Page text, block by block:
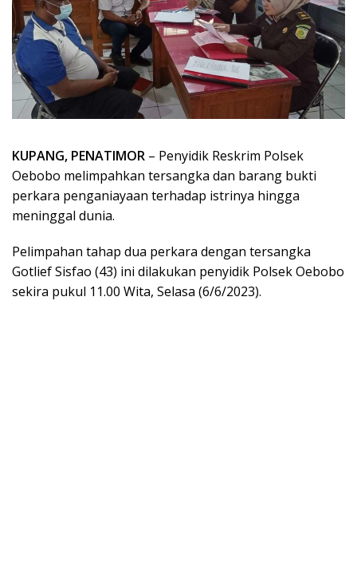
KUPANG, PENATIMOR – Penyidik Reskrim Polsek
Oebobo melimpahkan tersangka dan barang bukti
perkara penganiayaan terhadap istrinya hingga
meninggal dunia.
Pelimpahan tahap dua perkara dengan tersangka
Gotlief Sisfao (43) ini dilakukan penyidik Polsek Oebobo
sekira pukul 11.00 Wita, Selasa (6/6/2023).